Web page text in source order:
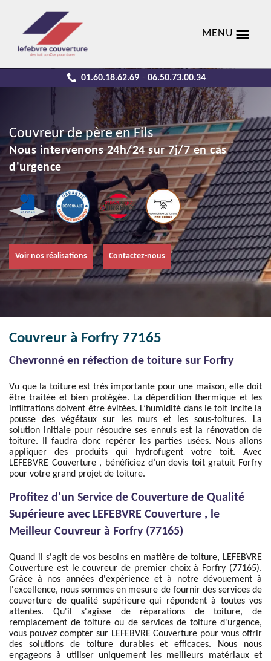
MENU
01.60.18.62.69 - 06.50.73.00.34
Couvreur de père en Fils
Nous intervenons 24h/24 sur 7j/7 en cas
d'urgence
Voir nos réalisations Contactez-nous
Couvreur à Forfry 77165
Chevronné en réfection de toiture sur Forfry
Vu que la toiture est très importante pour une maison, elle doit
être traitée et bien protégée. La déperdition thermique et les
infiltrations doivent être évitées. L’humidité dans le toit incite la
pousse des végétaux sur les murs et les sous-toitures. La
solution initiale pour résoudre ses ennuis est la rénovation de
toiture. Il faudra donc repérer les parties usées. Nous allons
appliquer des produits qui hydrofugent votre toit. Avec
LEFEBVRE Couverture , bénéficiez d’un devis toit gratuit Forfry
pour votre grand projet de toiture.
Profitez d'un Service de Couverture de Qualité
Supérieure avec LEFEBVRE Couverture , le
Meilleur Couvreur à Forfry (77165)
Quand il s'agit de vos besoins en matière de toiture, LEFEBVRE
Couverture est le couvreur de premier choix à Forfry (77165).
Grâce à nos années d'expérience et à notre dévouement à
l'excellence, nous sommes en mesure de fournir des services de
couverture de qualité supérieure qui répondent à toutes vos
attentes. Qu'il s'agisse de réparations de toiture, de
remplacement de toiture ou de services de toiture d'urgence,
vous pouvez compter sur LEFEBVRE Couverture pour vous offrir
des solutions de toiture durables et efficaces. Nous nous
engageons à utiliser uniquement les meilleurs matériaux et